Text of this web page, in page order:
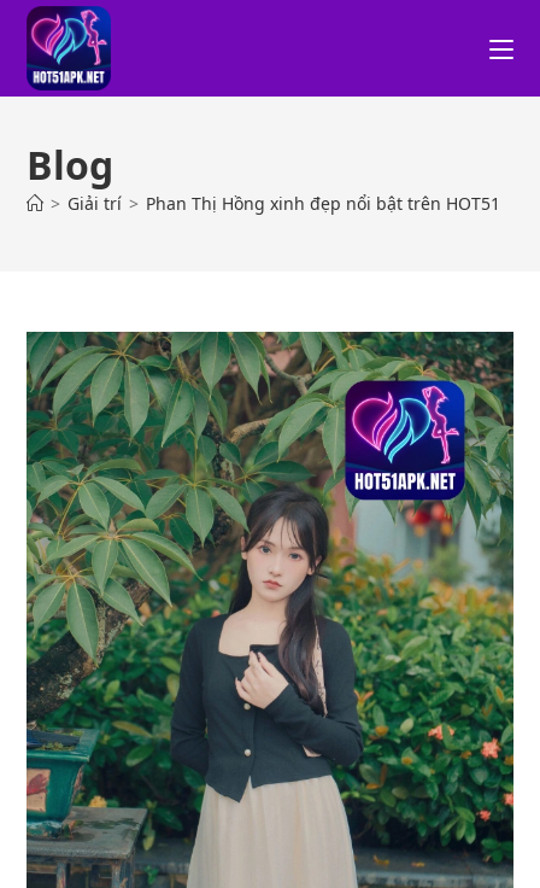
Blog
> Giải trí > Phan Thị Hồng xinh đẹp nổi bật trên HOT51